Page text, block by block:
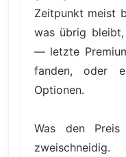
Zeitpunkt meist
was übrig
— letzte
fanden, oder
Optionen.
Was den